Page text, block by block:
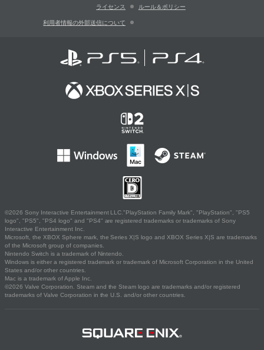
ライセンス ルール＆ポリシー
利用者情報の外部送信について
©2026 Sony Interactive Entertainment LLC."PlayStation Family Mark", "PlayStation", "PS5
logo", "PS5", "PS4 logo" and "PS4" are registered trademarks or trademarks of Sony
Interactive Entertainment Inc.
Microsoft, the XBOX Sphere mark, the Series X|S logo and XBOX Series X|S are trademarks
of the Microsoft group of companies.
Nintendo Switch is a trademark of Nintendo.
Windows is either a registered trademark or trademark of Microsoft Corporation in the United
States and/or other countries.
Mac is a trademark of Apple Inc.
©2026 Valve Corporation. Steam and the Steam logo are trademarks and/or registered
trademarks of Valve Corporation in the U.S. and/or other countries.